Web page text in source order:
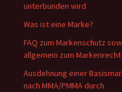
unterbunden wird
Was ist eine Marke?
FAQ zum Markenschutz
allgemein zum Markenrecht
Ausdehnung einer
nach MMA/PMMA durch